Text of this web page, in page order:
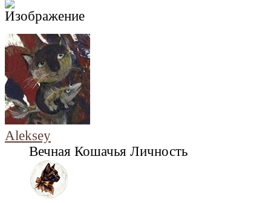
Aleksey
Вечная Кошачья Личность